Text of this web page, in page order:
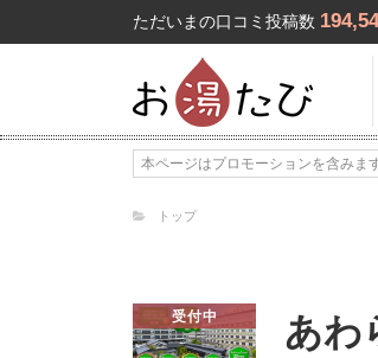
ただいまの口コミ投稿数
本ページはプロモーションを含みま
トップ
受付中
あわ